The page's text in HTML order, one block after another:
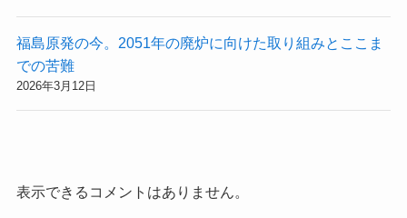
福島原発の今。2051年の廃炉に向けた取り組みとここま
での苦難
2026年3月12日
表示できるコメントはありません。